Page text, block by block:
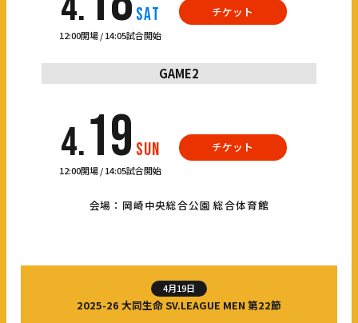
SAT
12:00開場 / 14:05試合開始
チケット
GAME2
4.19 SUN
12:00開場 / 14:05試合開始
チケット
会場：岡崎中央総合公園 総合体育館
4月19日
2025-26 大同生命 SV.LEAGUE MEN 第22節